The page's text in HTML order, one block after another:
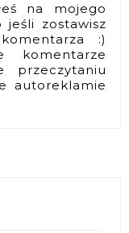
na mojego
zostawisz
:)
komentarze
przeczytaniu
autoreklamie